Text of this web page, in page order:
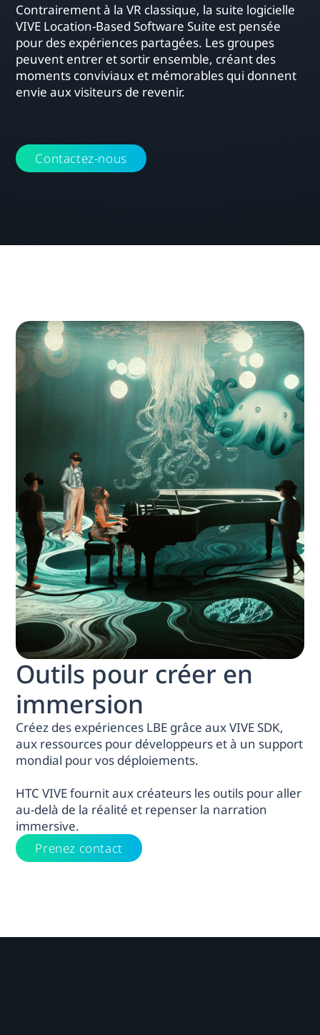
Contrairement à la VR classique, la suite logicielle
VIVE Location-Based Software Suite est pensée
pour des expériences partagées. Les groupes
peuvent entrer et sortir ensemble, créant des
moments conviviaux et mémorables qui donnent
envie aux visiteurs de revenir.
Contactez-nous
Outils pour créer en
immersion
Créez des expériences LBE grâce aux VIVE SDK,
aux ressources pour développeurs et à un support
mondial pour vos déploiements.
HTC VIVE fournit aux créateurs les outils pour aller
au-delà de la réalité et repenser la narration
immersive.
Prenez contact